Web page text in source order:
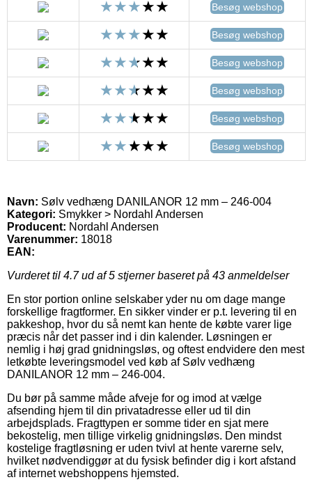
Besøg webshop
Besøg webshop
Besøg webshop
Besøg webshop
Besøg webshop
Besøg webshop
Navn: Sølv vedhæng DANILANOR 12 mm – 246-004
Kategori: Smykker > Nordahl Andersen
Producent: Nordahl Andersen
Varenummer: 18018
EAN:
Vurderet til 4.7ud af 5 stjerner baseret på 43 anmeldelser
En stor portion online selskaber yder nu om dage mange
forskellige fragtformer. En sikker vinder er p.t. levering til en
pakkeshop, hvor du så nemt kan hente de købte varer lige
præcis når det passer ind i din kalender. Løsningen er
nemlig i høj grad gnidningsløs, og oftest endvidere den mest
letkøbte leveringsmodel ved køb af Sølv vedhæng
DANILANOR 12 mm – 246-004.
Du bør på samme måde afveje for og imod at vælge
afsending hjem til din privatadresse eller ud til din
arbejdsplads. Fragttypen er somme tider en sjat mere
bekostelig, men tillige virkelig gnidningsløs. Den mindst
kostelige fragtløsning er uden tvivl at hente varerne selv,
hvilket nødvendiggør at du fysisk befinder dig i kort afstand
af internet webshoppens hjemsted.